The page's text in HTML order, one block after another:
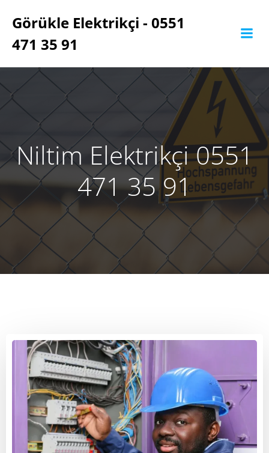
geç
Görükle Elektrikçi - 0551
471 35 91
Niltim Elektrikçi 0551
471 35 91